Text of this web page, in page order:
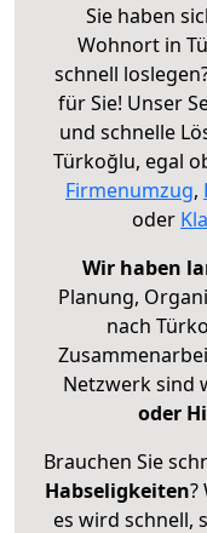
Sie haben
Wohnort in
schnell
für Sie! Unser
und schnelle
Türkoğlu, egal
Firmenumzug,
oder
Wir haben
Planung,
nach
Netzwerk sind
oder
Brauchen Sie
Habseligkeiten?
es wird schnell,